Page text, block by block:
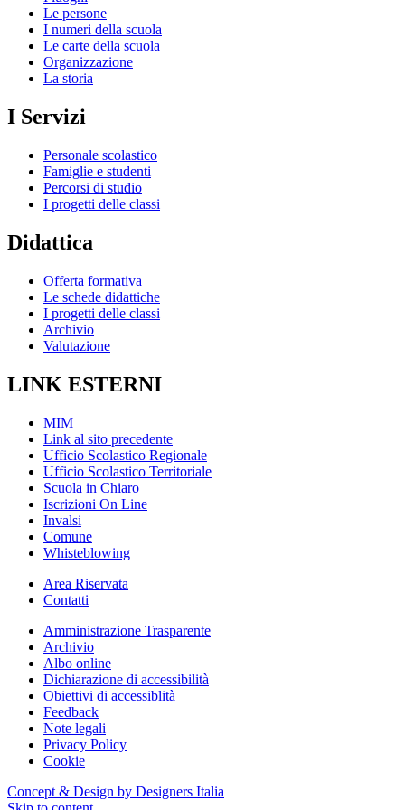
Le persone
I numeri della scuola
Le carte della scuola
Organizzazione
La storia
I Servizi
Personale scolastico
Famiglie e studenti
Percorsi di studio
I progetti delle classi
Didattica
Offerta formativa
Le schede didattiche
I progetti delle classi
Archivio
Valutazione
LINK ESTERNI
MIM
Link al sito precedente
Ufficio Scolastico Regionale
Ufficio Scolastico Territoriale
Scuola in Chiaro
Iscrizioni On Line
Invalsi
Comune
Whisteblowing
Area Riservata
Contatti
Amministrazione Trasparente
Archivio
Albo online
Dichiarazione di accessibilità
Obiettivi di accessiblità
Feedback
Note legali
Privacy Policy
Cookie
Concept & Design by Designers Italia